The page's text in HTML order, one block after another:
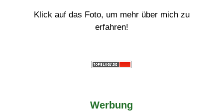
Klick auf das Foto, um mehr über mich zu
erfahren!
Werbung